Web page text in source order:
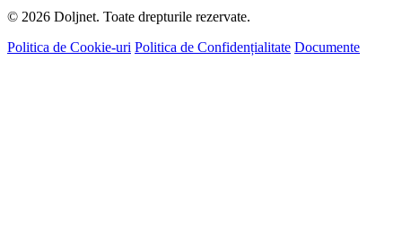
© 2026 Doljnet. Toate drepturile rezervate.
Politica de Cookie-uri Politica de Confidențialitate Documente